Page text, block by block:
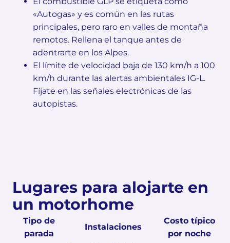
«Autogas» y es común en las rutas
principales, pero raro en valles de montaña
remotos. Rellena el tanque antes de
adentrarte en los Alpes.
El límite de velocidad baja de 130 km/h a 100
km/h durante las alertas ambientales IG-L.
Fíjate en las señales electrónicas de las
autopistas.
Lugares para alojarte en
un motorhome
Tipo de
parada
Instalaciones
Costo típico
por noche